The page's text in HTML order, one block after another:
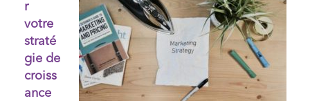
r
votre
straté
gie de
croiss
ance